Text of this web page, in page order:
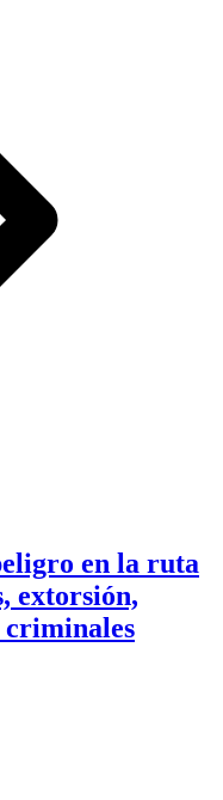
en la ruta
extorsión,
criminales